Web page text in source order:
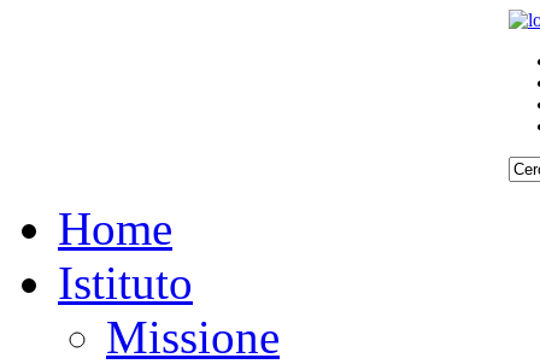
Home
Istituto
Missione